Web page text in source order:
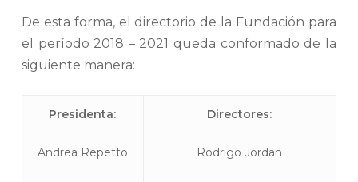
De esta forma, el directorio de la Fundación para
el período 2018 – 2021 queda conformado de la
siguiente manera:
Presidenta:
Andrea Repetto
Directores:
Rodrigo Jordan